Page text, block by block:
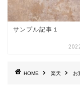
サンプル記事１
HOME 楽天 お